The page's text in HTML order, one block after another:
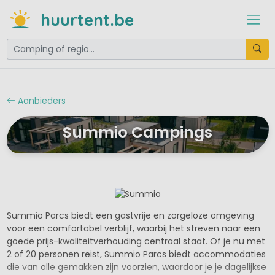
huurtent.be
Aanbieders
Summio Campings
Summio Parcs biedt een gastvrije en zorgeloze omgeving
voor een comfortabel verblijf, waarbij het streven naar een
goede prijs-kwaliteitverhouding centraal staat. Of je nu met
2 of 20 personen reist, Summio Parcs biedt accommodaties
die van alle gemakken zijn voorzien, waardoor je je dagelijkse